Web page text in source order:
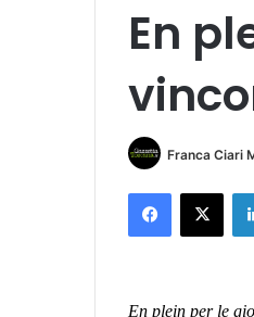
En
Franca Ciari
En plein per le